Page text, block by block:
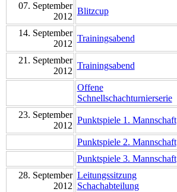
07. September
2012
Blitzcup
14. September
2012
Trainingsabend
21. September
2012
Trainingsabend
Offene
Schnellschachturnierserie
23. September
2012
Punktspiele 1. Mannschaft
Punktspiele 2. Mannschaft
Punktspiele 3. Mannschaft
28. September
2012
Leitungssitzung
Schachabteilung